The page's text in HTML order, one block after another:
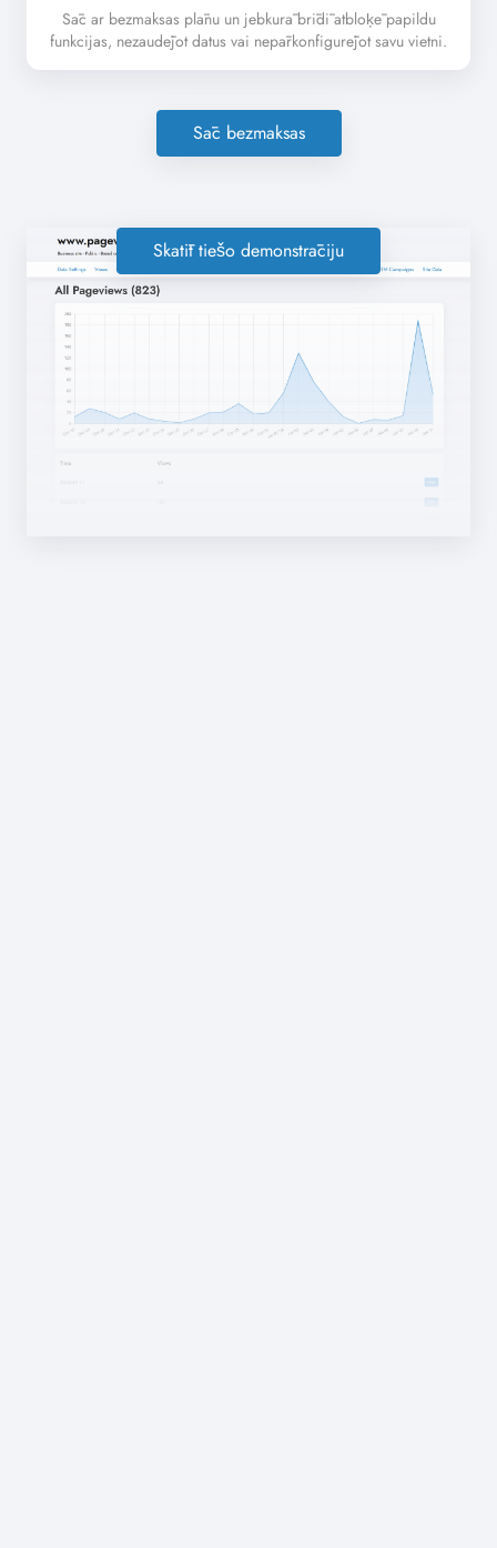
Sāc ar bezmaksas plānu un jebkurā brīdī atbloķē papildu
funkcijas, nezaudējot datus vai nepārkonfigurējot savu vietni.
Sāc bezmaksas
Skatīt tiešo demonstrāciju